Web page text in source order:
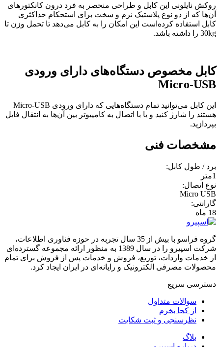
روکش نایلونی این کابل‌ و طراحی منحصر به فرد درون کانکتور‌های
آن‌ها که از دو نوع پلاستیک نرم و سخت برای استحکام حداکثری
کابل استفاده کرده‌است این امکان را به کابل می‌دهد تا تحمل وزن تا
30kg را داشته‌ باشد.
کابل مخصوص دستگاه‌های دارای ورودی
Micro-USB
این کابل می‌توانید تمام دستگاه‌هایی که دارای ورودی Micro-USB
هستند را شارژ کنید و یا با اتصال به کامپیوتر بین آن‌ها به انتقال فایل
بپردازید.
مشخصات فنی
برد / طول کابل:
1متر
نوع اتصال:
Micro USB
گارانتی:
18 ماه
گروه فراسو با بیش از 35 سال تجربه در حوزه فناوری اطلاعات،
شرکت اسپیرو را در سال 1389 به منظور ارائه مجموعه گسترده‌ای
از خدمات واردات، توزیع، فروش و خدمات پس از فروش برای تمام
محصولات مصرفی الکترونیک و رایانه‌ای در ایران ایجاد کرد.
دسترسی‌ سریع
سوالات متداول
از کجا بخرم
نظرسنجی و ثبت شکایت
بلاگ